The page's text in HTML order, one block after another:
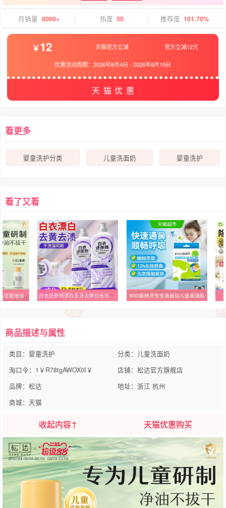
月销量 8000+ 热度 50 推荐度 101.70%
12 天猫官方立减 官方立减12元
优惠活动周期：2026年8月4日 -2026年8月19日
天猫优惠
看更多
婴童洗护分类 儿童洗面奶 婴童洗护
看了又看
洁面泡泡 BGO鼻精灵宝宝通鼻贴儿童鼻通贴
商品描述与属性
类目：婴童洗护
分类：儿童洗面奶
淘口令：1￥R78tgAWOX0I￥
店铺：松达官方旗舰店
品牌：松达
地址：浙江 杭州
商城：天猫
收起内容↑ 天猫优惠购买